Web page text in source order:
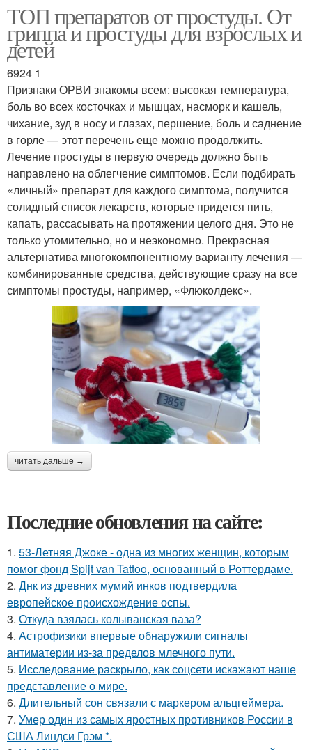
ТОП препаратов от простуды. От
гриппа и простуды для взрослых и
детей
6924 1
Признаки ОРВИ знакомы всем: высокая температура,
боль во всех косточках и мышцах, насморк и кашель,
чихание, зуд в носу и глазах, першение, боль и саднение
в горле — этот перечень еще можно продолжить.
Лечение простуды в первую очередь должно быть
направлено на облегчение симптомов. Если подбирать
«личный» препарат для каждого симптома, получится
солидный список лекарств, которые придется пить,
капать, рассасывать на протяжении целого дня. Это не
только утомительно, но и неэкономно. Прекрасная
альтернатива многокомпонентному варианту лечения —
комбинированные средства, действующие сразу на все
симптомы простуды, например, «Флюколдекс».
читать дальше →
Последние обновления на сайте:
1. 53-Летняя Джоке - одна из многих женщин, которым
помог фонд Spijt van Tattoo, основанный в Роттердаме.
2. Днк из древних мумий инков подтвердила
европейское происхождение оспы.
3. Откуда взялась колыванская ваза?
4. Астрофизики впервые обнаружили сигналы
антиматерии из-за пределов млечного пути.
5. Исследование раскрыло, как соцсети искажают наше
представление о мире.
6. Длительный сон связали с маркером альцгеймера.
7. Умер один из самых яростных противников России в
США Линдси Грэм *.